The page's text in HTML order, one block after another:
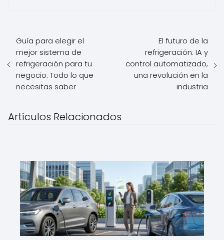
Guía para elegir el
mejor sistema de
refrigeración para tu
negocio: Todo lo que
necesitas saber
El futuro de la
refrigeración: IA y
control automatizado,
una revolución en la
industria
Artículos Relacionados